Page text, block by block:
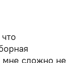
мне сложно не